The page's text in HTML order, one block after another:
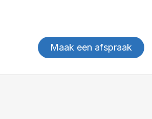
Maak een afspraak